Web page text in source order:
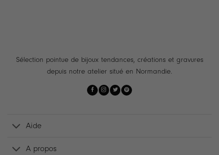
Sélection pointue de bijoux tendances, créations et gravures
depuis notre atelier situé en Normandie.
Aide
A propos